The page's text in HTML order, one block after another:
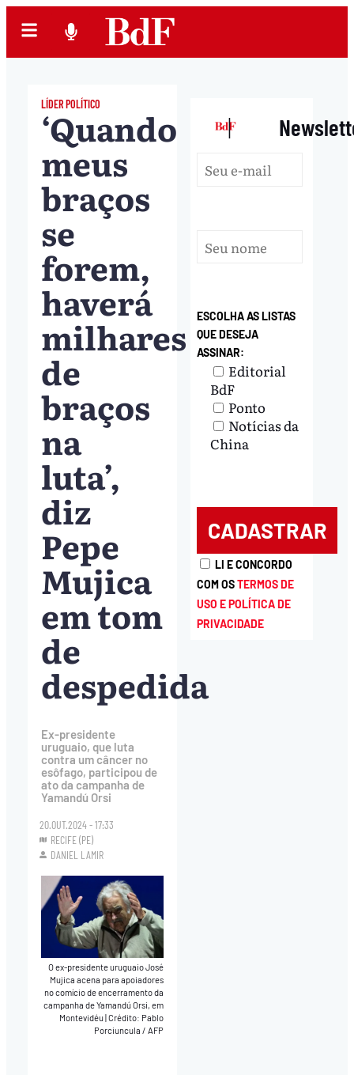
LÍDER POLÍTICO
‘Quando
meus
braços
se
forem,
haverá
milhares
de
braços
na
luta’,
diz
Pepe
Mujica
em tom
de
despedida
Ex-presidente
uruguaio, que luta
contra um câncer no
esôfago, participou de
ato da campanha de
Yamandú Orsi
20.OUT.2024 - 17:33
RECIFE (PE)
DANIEL LAMIR
O ex-presidente uruguaio José
Mujica acena para apoiadores
no comício de encerramento da
campanha de Yamandú Orsi, em
Montevidéu|Crédito: Pablo
Porciuncula / AFP
|
ESCOLHA AS LISTAS
QUE DESEJA
ASSINAR:
Editorial
BdF
Ponto
Notícias da
China
LI E CONCORDO
COM OSTERMOS DE
USO E POLÍTICA DE
PRIVACIDADE